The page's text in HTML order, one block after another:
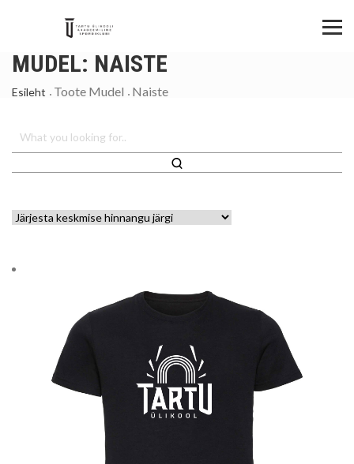
MUDEL: NAISTE
Esileht Toote Mudel Naiste